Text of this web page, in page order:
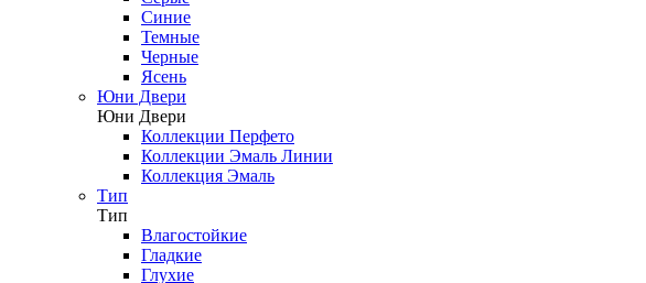
Синие
Темные
Черные
Ясень
Юни Двери
Юни Двери
Коллекции Перфето
Коллекции Эмаль Линии
Коллекция Эмаль
Тип
Тип
Влагостойкие
Гладкие
Глухие